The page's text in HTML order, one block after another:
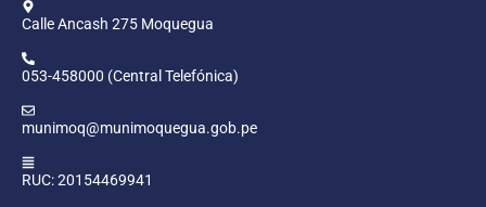
Calle Ancash 275 Moquegua
053-458000 (Central Telefónica)
munimoq@munimoquegua.gob.pe
RUC: 20154469941